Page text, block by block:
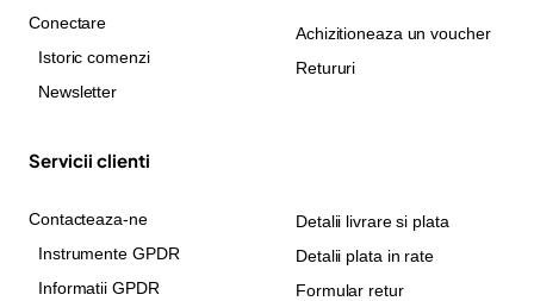
Conectare
Istoric comenzi
Newsletter
Achizitioneaza un voucher
Retururi
Servicii clienti
Contacteaza-ne
Instrumente GPDR
Informatii GPDR
Detalii livrare si plata
Detalii plata in rate
Formular retur